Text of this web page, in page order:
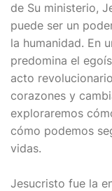
de Su ministerio,
puede ser un
la humanidad. En
predomina el
acto
corazones y
exploraremos
cómo podemos
vidas.
Jesucristo fue la